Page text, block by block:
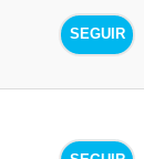
SEGUIR